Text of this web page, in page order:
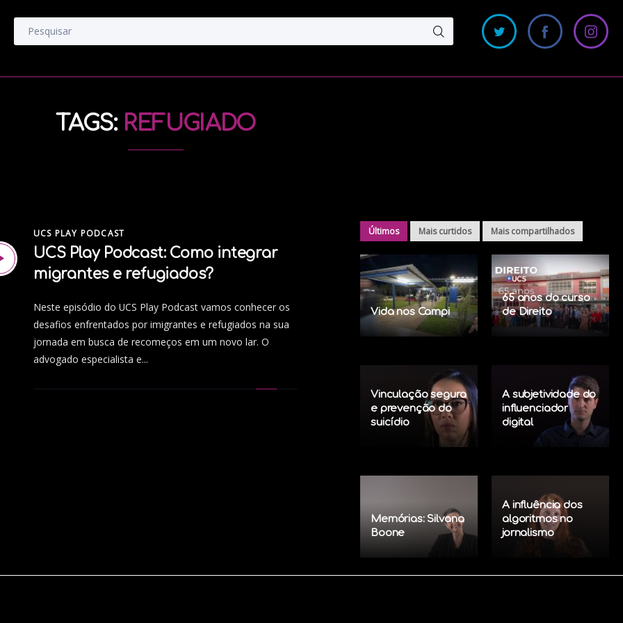
TAGS: REFUGIADO
UCS PLAY PODCAST
UCS Play Podcast: Como integrar
migrantes e refugiados?
Neste episódio do UCS Play Podcast vamos conhecer os
desafios enfrentados por imigrantes e refugiados na sua
jornada em busca de recomeços em um novo lar. O
advogado especialista e...
Últimos Mais curtidos Mais compartilhados
Vida nos Campi
65 anos do curso
de Direito
Vinculação segura
e prevenção do
suicídio
A subjetividade do
influenciador
digital
Memórias: Silvana
Boone
A influência dos
algoritmos no
jornalismo